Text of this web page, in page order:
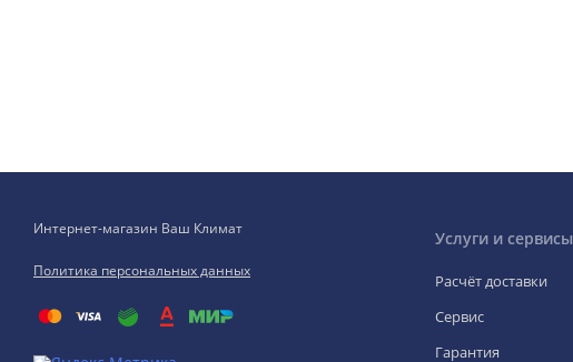
Интернет-магазин Ваш Климат
Политика персональных данных
Услуги и сервисы
Расчёт доставки
Сервис
Гарантия